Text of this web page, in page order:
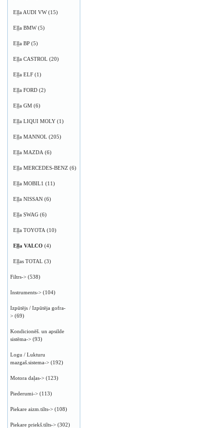
Eļļa AUDI VW(15)
Eļļa BMW(5)
Eļļa BP (5)
Eļļa CASTROL (20)
Eļļa ELF (1)
Eļļa FORD (2)
Eļļa GM (6)
Eļļa LIQUI MOLY (1)
Eļļa MANNOL (205)
Eļļa MAZDA (6)
Eļļa MERCEDES-BENZ (6)
Eļļa MOBIL1 (11)
Eļļa NISSAN (6)
Eļļa SWAG (6)
Eļļa TOYOTA (10)
Eļļa VALCO (4)
Eļļas TOTAL (3)
Filtrs-> (538)
Instruments-> (104)
Izpūtējs / Izpūtēja gofra-
> (69)
Kondicionēš. un apsilde
sistēma-> (93)
Logu / Lukturu
mazgaš.sistema-> (192)
Motora daļas-> (123)
Piederumi-> (113)
Piekare aizm.tilts-> (108)
Piekare priekš.tilts-> (302)